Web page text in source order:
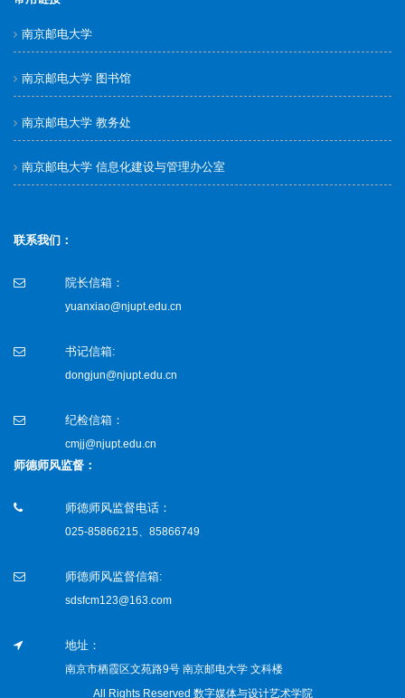
南京邮电大学
南京邮电大学 图书馆
南京邮电大学 教务处
南京邮电大学 信息化建设与管理办公室
联系我们：
院长信箱：
yuanxiao@njupt.edu.cn
书记信箱:
dongjun@njupt.edu.cn
纪检信箱：
cmjj@njupt.edu.cn
师德师风监督：
师德师风监督电话：
025-85866215、85866749
师德师风监督信箱:
sdsfcm123@163.com
地址：
南京市栖霞区文苑路9号 南京邮电大学 文科楼
All Rights Reserved 数字媒体与设计艺术学院